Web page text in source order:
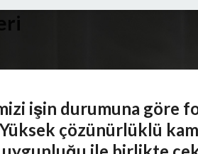
işin durumuna göre
çözünürlüklü